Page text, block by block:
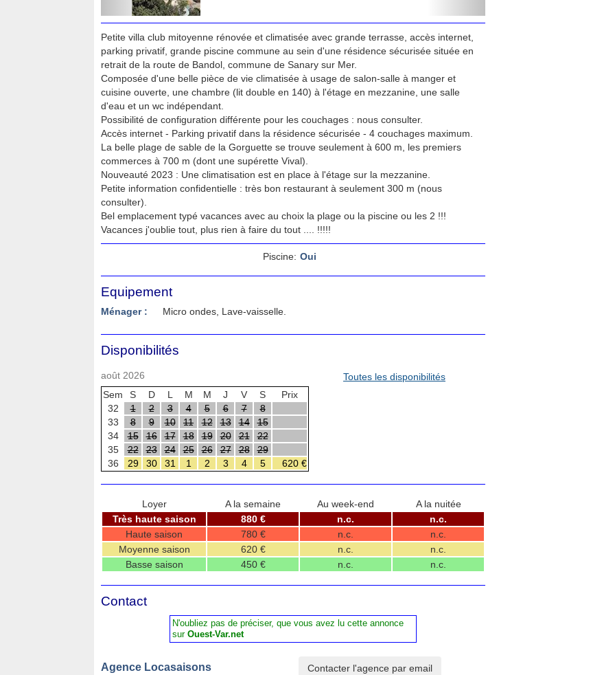
Petite villa club mitoyenne rénovée et climatisée avec grande terrasse, accès internet,
parking privatif, grande piscine commune au sein d'une résidence sécurisée située en
retrait de la route de Bandol, commune de Sanary sur Mer.
Composée d'une belle pièce de vie climatisée à usage de salon-salle à manger et
cuisine ouverte, une chambre (lit double en 140) à l'étage en mezzanine, une salle
d'eau et un wc indépendant.
Possibilité de configuration différente pour les couchages : nous consulter.
Accès internet - Parking privatif dans la résidence sécurisée - 4 couchages maximum.
La belle plage de sable de la Gorguette se trouve seulement à 600 m, les premiers
commerces à 700 m (dont une supérette Vival).
Nouveauté 2023 : Une climatisation est en place à l'étage sur la mezzanine.
Petite information confidentielle : très bon restaurant à seulement 300 m (nous
consulter).
Bel emplacement typé vacances avec au choix la plage ou la piscine ou les 2 !!!
Vacances j'oublie tout, plus rien à faire du tout .... !!!!!
Piscine: Oui
Equipement
Ménager : Micro ondes, Lave-vaisselle.
Disponibilités
août 2026
Sem
S D L M M J V S
Prix
32
1 2 3 4 5 6 7
8
33
8 9 10 11 12 13 14
15
34
15 16 17 18 19 20 21
22
35
22 23 24 25 26 27 28
29
36
29 30 31 1 2 3 4 5 620 €
Toutes les disponibilités
Loyer A la semaine Au week-end
A la nuitée
Très haute saison
880 € n.c.
n.c.
Haute saison
780 € n.c.
n.c.
Moyenne saison
620 € n.c.
n.c.
Basse saison
450 € n.c. n.c.
Contact
N'oubliez pas de préciser, que vous avez lu cette annonce
sur Ouest-Var.net
Agence Locasaisons